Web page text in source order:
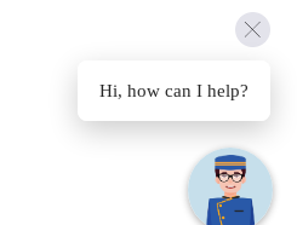
Hi, how can I help?